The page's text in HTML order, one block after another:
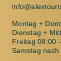
Montag +
Dienstag +
Freitag 08:00
Samstag nach